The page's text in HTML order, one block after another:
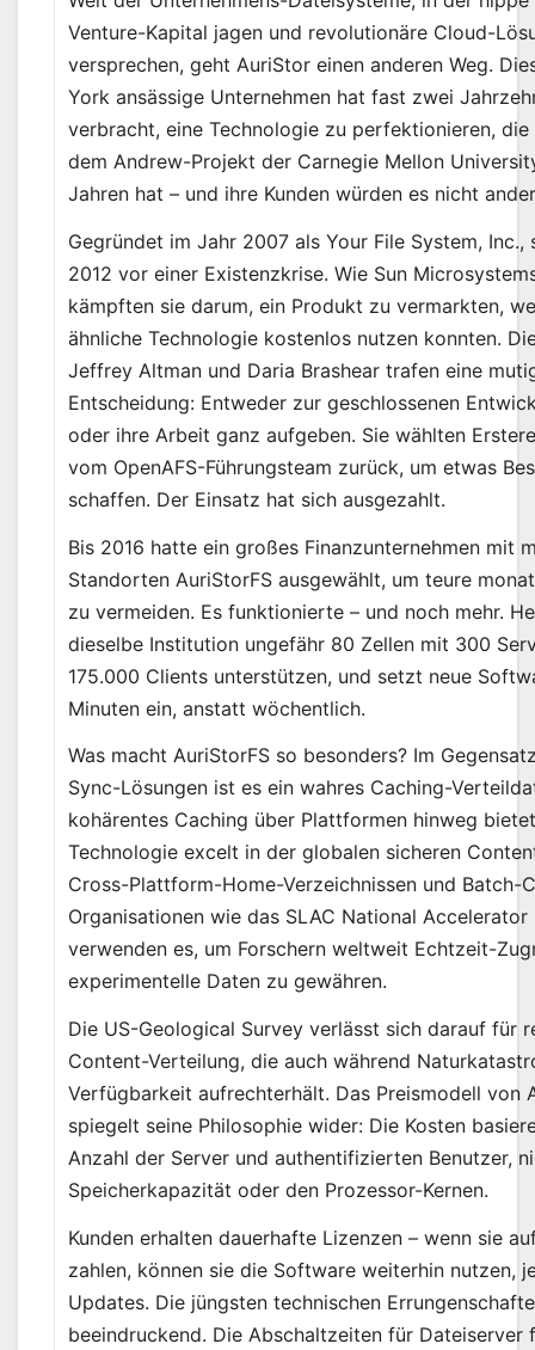
Venture-Kapital jagen und revolutionäre Cloud-
versprechen, geht AuriStor einen anderen Weg.
York ansässige Unternehmen hat fast zwei
verbracht, eine Technologie zu perfektionieren, die
dem Andrew-Projekt der Carnegie Mellon
Jahren hat – und ihre Kunden würden es nicht
Gegründet im Jahr 2007 als Your File System, Inc.,
2012 vor einer Existenzkrise. Wie Sun
kämpften sie darum, ein Produkt zu vermarkten,
ähnliche Technologie kostenlos nutzen konnten.
Jeffrey Altman und Daria Brashear trafen eine
Entscheidung: Entweder zur geschlossenen
oder ihre Arbeit ganz aufgeben. Sie wählten
vom OpenAFS-Führungsteam zurück, um etwas
schaffen. Der Einsatz hat sich ausgezahlt.
Bis 2016 hatte ein großes Finanzunternehmen mit
Standorten AuriStorFS ausgewählt, um teure
zu vermeiden. Es funktionierte – und noch mehr.
dieselbe Institution ungefähr 80 Zellen mit 300
175.000 Clients unterstützen, und setzt neue
Minuten ein, anstatt wöchentlich.
Was macht AuriStorFS so besonders? Im
Sync-Lösungen ist es ein wahres Caching-
kohärentes Caching über Plattformen hinweg
Technologie excelt in der globalen sicheren
Cross-Plattform-Home-Verzeichnissen und Batch-
Organisationen wie das SLAC National
verwenden es, um Forschern weltweit Echtzeit-
experimentelle Daten zu gewähren.
Die US-Geological Survey verlässt sich darauf für
Content-Verteilung, die auch während
Verfügbarkeit aufrechterhält. Das Preismodell von
spiegelt seine Philosophie wider: Die Kosten
Anzahl der Server und authentifizierten Benutzer,
Speicherkapazität oder den Prozessor-Kernen.
Kunden erhalten dauerhafte Lizenzen – wenn sie
zahlen, können sie die Software weiterhin nutzen,
Updates. Die jüngsten technischen
beeindruckend. Die Abschaltzeiten für Dateiserver